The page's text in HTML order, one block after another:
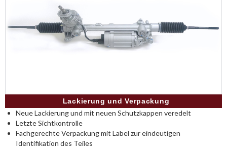
Lackierung und Verpackung
Neue Lackierung und mit neuen Schutzkappen veredelt
Letzte Sichtkontrolle
Fachgerechte Verpackung mit Label zur eindeutigen
Identifikation des Teiles